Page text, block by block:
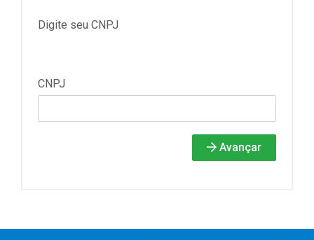
Digite seu CNPJ
CNPJ
Avançar